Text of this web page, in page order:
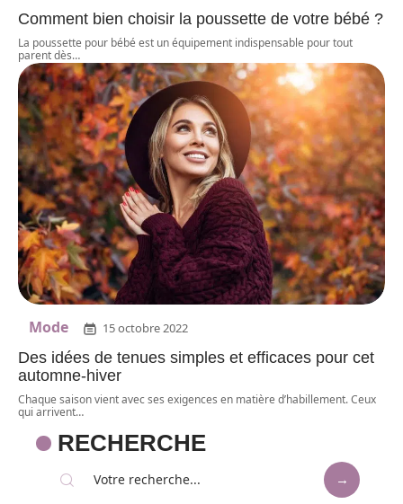
Comment bien choisir la poussette de votre bébé ?
La poussette pour bébé est un équipement indispensable pour tout
parent dès…
Mode 15 octobre 2022
Des idées de tenues simples et efficaces pour cet
automne-hiver
Chaque saison vient avec ses exigences en matière d’habillement. Ceux
qui arrivent…
RECHERCHE